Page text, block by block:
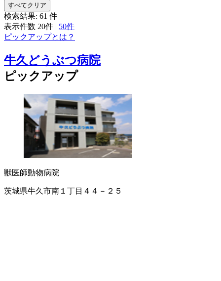
すべてクリア
検索結果: 61 件
表示件数 20件 | 50件
ピックアップとは？
牛久どうぶつ病院
ピックアップ
獣医師動物病院
茨城県牛久市南１丁目４４－２５